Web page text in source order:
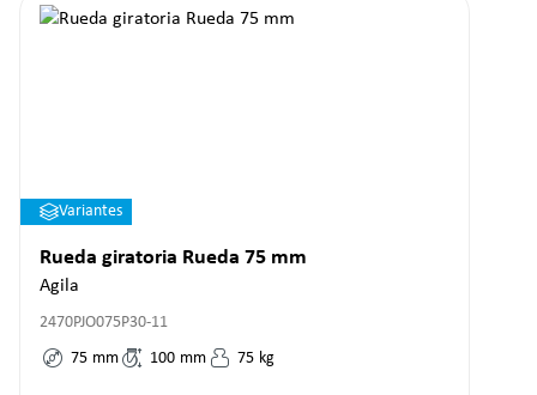
Variantes
Rueda giratoria Rueda 75 mm
Agila
2470PJO075P30-11
75 mm 100 mm 75 kg